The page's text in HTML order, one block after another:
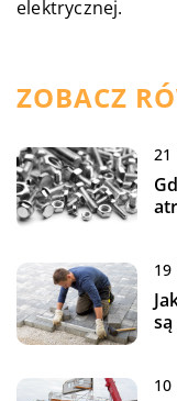
elektrycznej.
ZOBACZ
21
19
10